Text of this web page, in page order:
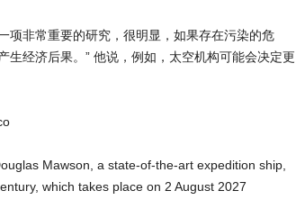
项非常重要的研究，很明显，如果存在污染的危
生经济后果。” 他说，例如，太空机构可能会决定更
Mawson, a state-of-the-art expedition ship,
which takes place on 2 August 2027